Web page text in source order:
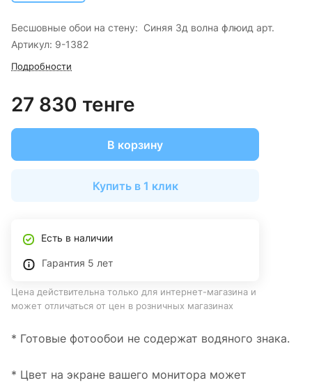
Бесшовные обои на стену: Синяя 3д волна флюид арт.
Артикул: 9-1382
Подробности
27 830 тенге
В корзину
Купить в 1 клик
Есть в наличии
Гарантия 5 лет
Цена действительна только для интернет-магазина и
может отличаться от цен в розничных магазинах
* Готовые фотообои не содержат водяного знака.
* Цвет на экране вашего монитора может